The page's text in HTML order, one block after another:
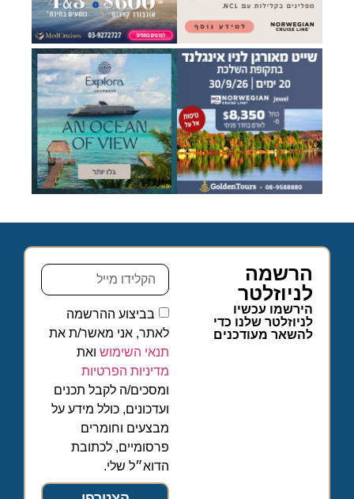
הרשמה
לניוזלטר
הירשמו עכשיו
לניוזלטר שלנו כדי
להשאר מעודכנים
בביצוע ההרשמה
לאתר, אני מאשר/ת את
תנאי השימוש ואת
מדיניות הפרטיות
ומסכים/ה לקבל תכנים
ועדכונים, כולל מידע על
מבצעים וחומרים
פרסומיים, לכתובת
הדוא״ל שלי.